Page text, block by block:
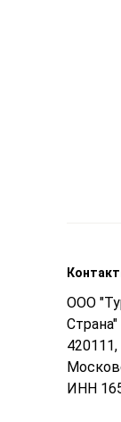
ООО
Страна"
420111,
ИНН